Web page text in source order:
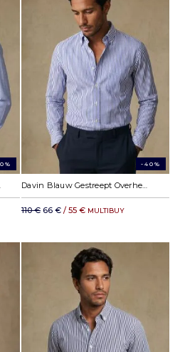
-40%
110 € 66 € / 55 € MULTIBUY